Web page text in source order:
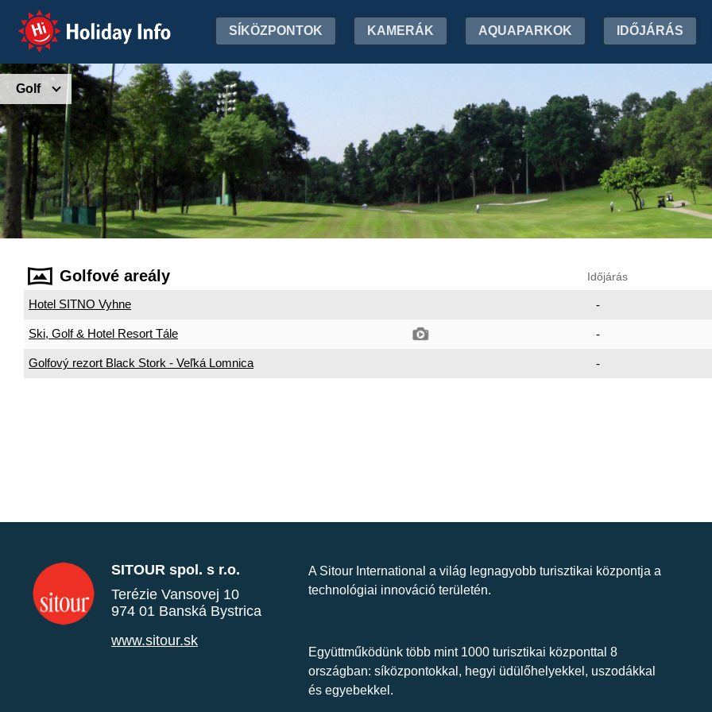
Holiday Info SÍKÖZPONTOK KAMERÁK AQUAPARKOK IDŐJÁRÁS
Golf
Golfové areály Időjárás
Hotel SITNO Vyhne -
Ski, Golf & Hotel Resort Tále -
Golfový rezort Black Stork - Veľká Lomnica -
SITOUR spol. s r.o.
Terézie Vansovej 10
974 01 Banská Bystrica
www.sitour.sk
A Sitour International a világ legnagyobb turisztikai központja a
technológiai innováció területén.
Együttműködünk több mint 1000 turisztikai központtal 8
országban: síközpontokkal, hegyi üdülőhelyekkel, uszodákkal
és egyebekkel.